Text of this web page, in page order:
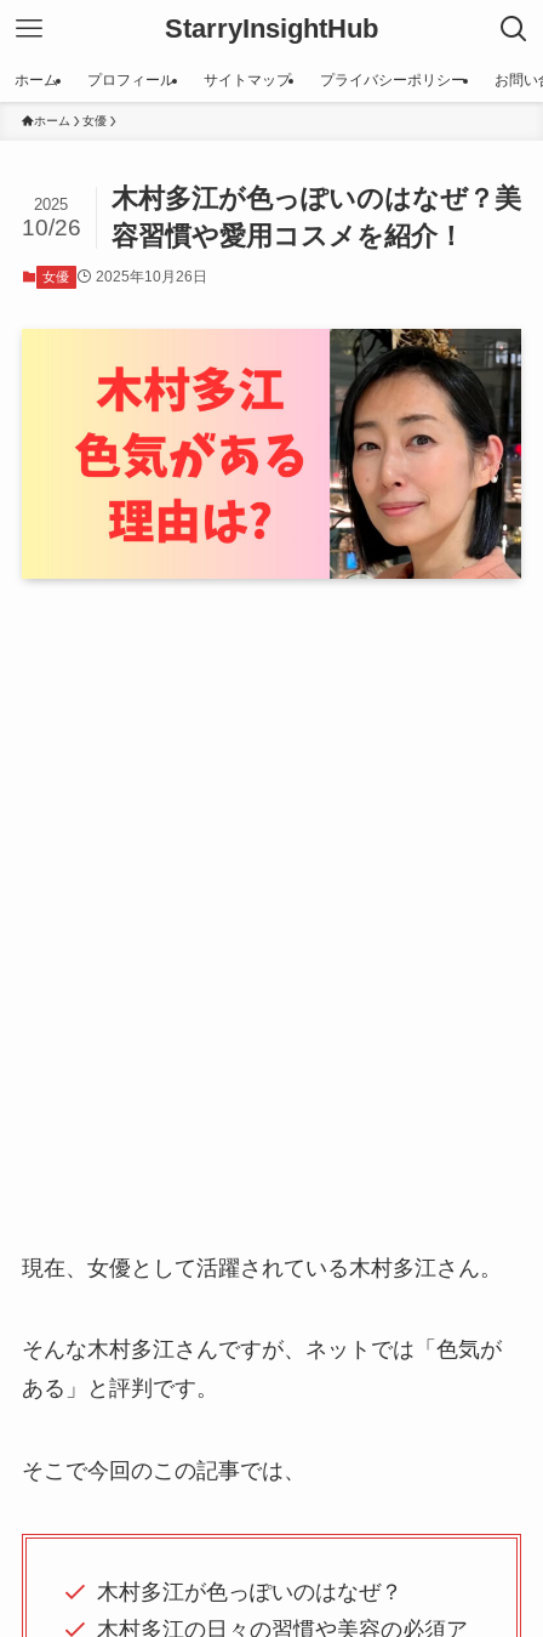
StarryInsightHub
ホーム プロフィール サイトマップ プライバシーポリシー お問い
ホーム 女優
木村多江が色っぽいのはなぜ？美
容習慣や愛用コスメを紹介！
2025
10/26
女優 2025年10月26日
現在、女優として活躍されている木村多江さん。
そんな木村多江さんですが、ネットでは「色気が
ある」と評判です。
そこで今回のこの記事では、
木村多江が色っぽいのはなぜ？
木村多江の日々の習慣や美容の必須ア